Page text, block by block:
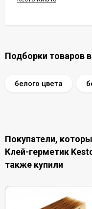
Подборки товаров в
белого цвета
Покупатели,
Клей-герметик
также купили